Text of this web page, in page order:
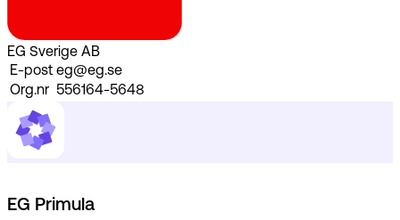
EG Sverige AB
E-post eg@eg.se
Org.nr 556164-5648
EG Primula